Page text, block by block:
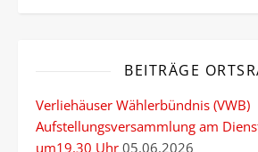
BEITRÄGE
Verliehäuser Wählerbündnis (VWB)
Aufstellungsversammlung am
um19.30 Uhr 05.06.2026